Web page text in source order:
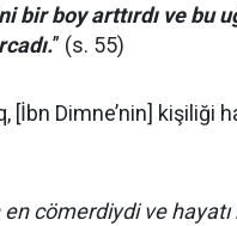
bir boy arttırdı ve bu
” (s. 55)
[İbn Dimne’nin] kişiliği
en cömerdiydi ve